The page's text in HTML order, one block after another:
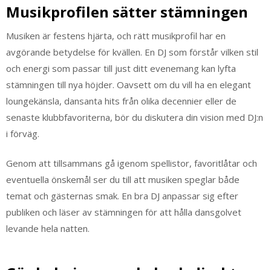
Musikprofilen sätter stämningen
Musiken är festens hjärta, och rätt musikprofil har en
avgörande betydelse för kvällen. En DJ som förstår vilken stil
och energi som passar till just ditt evenemang kan lyfta
stämningen till nya höjder. Oavsett om du vill ha en elegant
loungekänsla, dansanta hits från olika decennier eller de
senaste klubbfavoriterna, bör du diskutera din vision med DJ:n
i förväg.
Genom att tillsammans gå igenom spellistor, favoritlåtar och
eventuella önskemål ser du till att musiken speglar både
temat och gästernas smak. En bra DJ anpassar sig efter
publiken och läser av stämningen för att hålla dansgolvet
levande hela natten.